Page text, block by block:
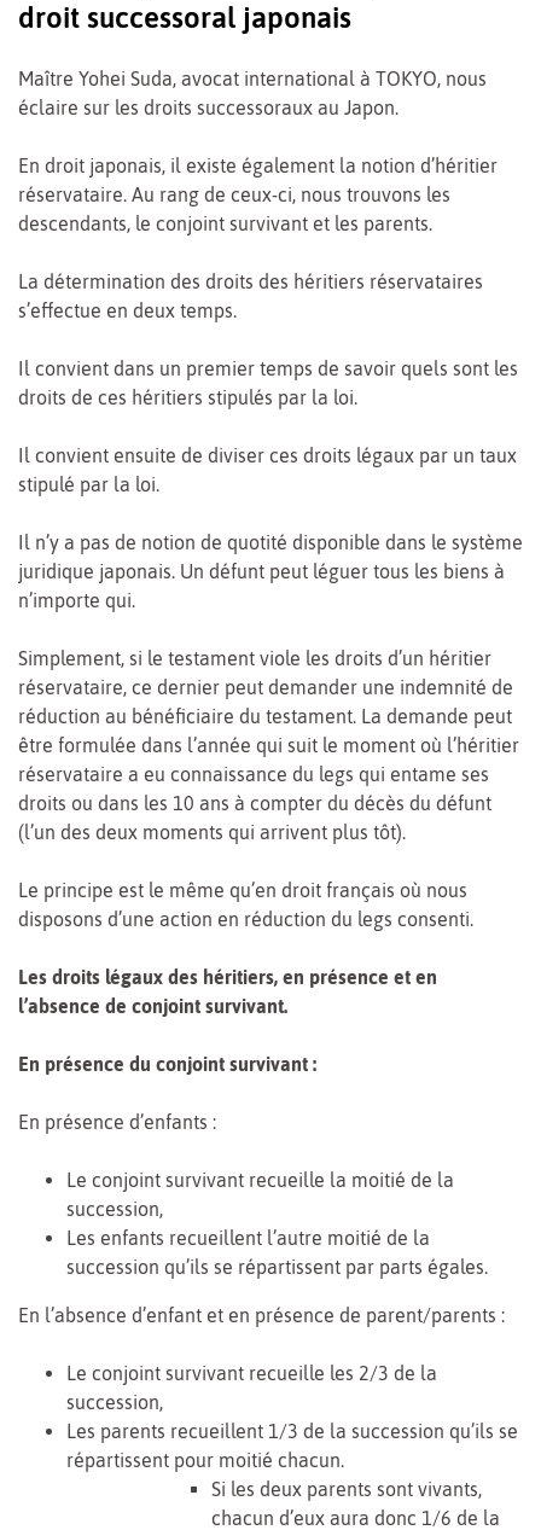
droit successoral japonais
Maître Yohei Suda, avocat international à TOKYO, nous
éclaire sur les droits successoraux au Japon.
En droit japonais, il existe également la notion d’héritier
réservataire. Au rang de ceux-ci, nous trouvons les
descendants, le conjoint survivant et les parents.
La détermination des droits des héritiers réservataires
s’effectue en deux temps.
Il convient dans un premier temps de savoir quels sont les
droits de ces héritiers stipulés par la loi.
Il convient ensuite de diviser ces droits légaux par un taux
stipulé par la loi.
Il n’y a pas de notion de quotité disponible dans le système
juridique japonais. Un défunt peut léguer tous les biens à
n’importe qui.
Simplement, si le testament viole les droits d’un héritier
réservataire, ce dernier peut demander une indemnité de
réduction au bénéficiaire du testament. La demande peut
être formulée dans l’année qui suit le moment où l’héritier
réservataire a eu connaissance du legs qui entame ses
droits ou dans les 10 ans à compter du décès du défunt
(l’un des deux moments qui arrivent plus tôt).
Le principe est le même qu’en droit français où nous
disposons d’une action en réduction du legs consenti.
Les droits légaux des héritiers, en présence et en
l’absence de conjoint survivant.
En présence du conjoint survivant :
En présence d’enfants :
Le conjoint survivant recueille la moitié de la
succession,
Les enfants recueillent l’autre moitié de la
succession qu’ils se répartissent par parts égales.
En l’absence d’enfant et en présence de parent/parents :
Le conjoint survivant recueille les 2/3 de la
succession,
Les parents recueillent 1/3 de la succession qu’ils se
répartissent pour moitié chacun.
Si les deux parents sont vivants,
chacun d’eux aura donc 1/6 de la